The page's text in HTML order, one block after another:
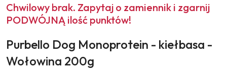
Chwilowy brak. Zapytaj o zamiennik i zgarnij
PODWÓJNĄ ilość punktów!
Purbello Dog Monoprotein - kiełbasa -
Wołowina 200g